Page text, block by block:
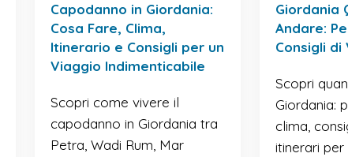
Capodanno in Giordania:
Cosa Fare, Clima,
Itinerario e Consigli per un
Viaggio Indimenticabile
Scopri come vivere il
capodanno in Giordania tra
Petra, Wadi Rum, Mar
Giordania
Andare:
Consigli di
Scopri
Giordania:
clima,
itinerari per